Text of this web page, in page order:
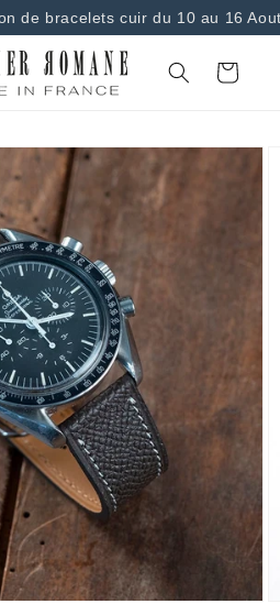
de bracelets cuir du 10 au 16
Panier